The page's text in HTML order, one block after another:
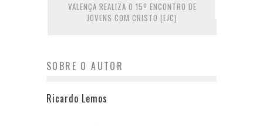
VALENÇA REALIZA O 15º ENCONTRO DE
JOVENS COM CRISTO (EJC)
SOBRE O AUTOR
Ricardo Lemos